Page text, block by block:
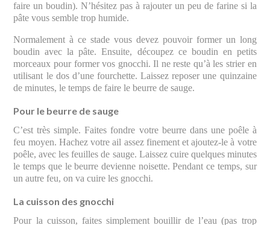
faire un boudin). N’hésitez pas à rajouter un peu de farine si la
pâte vous semble trop humide.
Normalement à ce stade vous devez pouvoir former un long
boudin avec la pâte. Ensuite, découpez ce boudin en petits
morceaux pour former vos gnocchi. Il ne reste qu’à les strier en
utilisant le dos d’une fourchette. Laissez reposer une quinzaine
de minutes, le temps de faire le beurre de sauge.
Pour le beurre de sauge
C’est très simple. Faites fondre votre beurre dans une poêle à
feu moyen. Hachez votre ail assez finement et ajoutez-le à votre
poêle, avec les feuilles de sauge. Laissez cuire quelques minutes
le temps que le beurre devienne noisette. Pendant ce temps, sur
un autre feu, on va cuire les gnocchi.
La cuisson des gnocchi
Pour la cuisson, faites simplement bouillir de l’eau (pas trop